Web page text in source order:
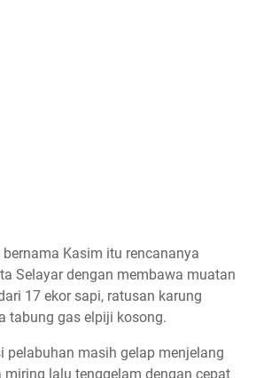
Kasim itu rencananya
Selayar dengan membawa muatan
17 ekor sapi, ratusan karung
tabung gas elpiji kosong.
pelabuhan masih gelap menjelang
miring lalu tenggelam dengan cepat